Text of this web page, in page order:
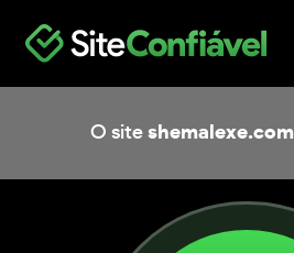
O site shemalexe.com